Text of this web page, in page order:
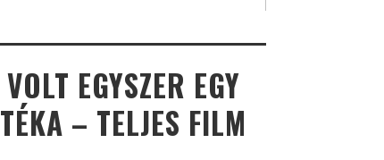
VOLT EGYSZER EGY
TÉKA – TELJES FILM